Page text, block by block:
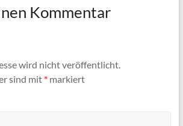
Kommentar
wird nicht veröffentlicht.
sind mit *markiert